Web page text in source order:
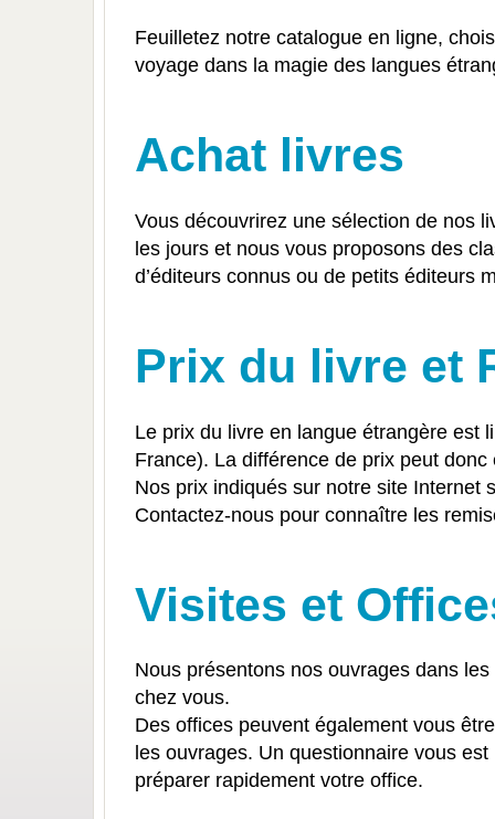
Feuilletez notre catalogue en ligne,
voyage dans la magie des langues
Achat livres
Vous découvrirez une sélection de nos
les jours et nous vous proposons des
d’éditeurs connus ou de petits éditeurs
Prix du livre et
Le prix du livre en langue étrangère est
France). La différence de prix peut
Nos prix indiqués sur notre site Internet
Contactez-nous pour connaître les
Visites et
Nous présentons nos ouvrages dans
chez vous.
Des offices peuvent également vous
les ouvrages. Un questionnaire vous
préparer rapidement votre office.